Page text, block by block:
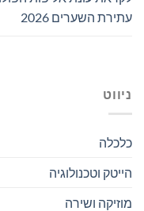
עתירת השערים 2026
ניווט
כלכלה
הייטק וטכנולוגיה
מוזיקה ושירה